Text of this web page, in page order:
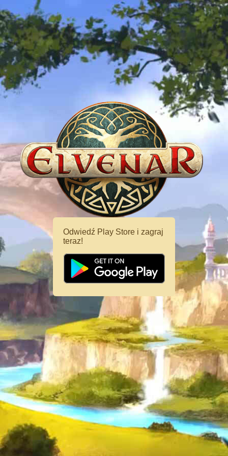
Odwiedź Play Store i zagraj
teraz!